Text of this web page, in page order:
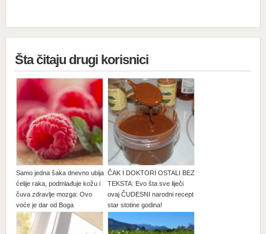
Šta čitaju drugi korisnici
Samo jedna šaka dnevno ubija
ćelije raka, podmlađuje kožu i
čuva zdravlje mozga: Ovo
voće je dar od Boga
ČAK I DOKTORI OSTALI BEZ
TEKSTA: Evo šta sve liječi
ovaj ČUDESNI narodni recept
star stotine godina!